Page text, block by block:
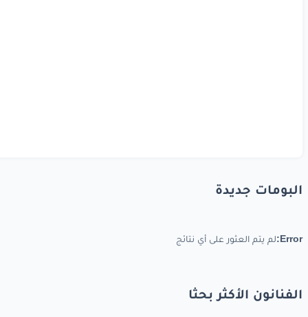
البومات جديدة
Error: لم يتم العثور على أي نتائج
الفنانون الأكثر بحثا